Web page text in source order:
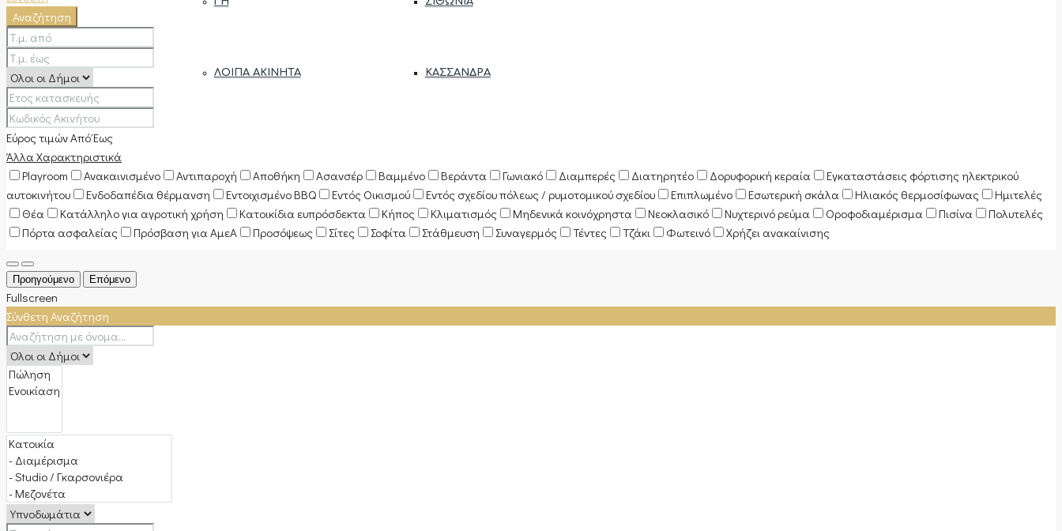
ΛΟΙΠΆ ΑΚΊΝΗΤΑ ΚΑΣΣΆΝΔΡΑ
Αναζήτηση
Εύρος τιμώνΑπόΈως
Άλλα Χαρακτηριστικά
Playroom
Ανακαινισμένο Αντιπαροχή Αποθήκη Ασανσέρ Βαμμένο Βεράντα Γωνιακό Διαμπερές Διατηρητέο Δορυφορική κεραία
Εγκαταστάσεις φόρτισης ηλεκτρικού
αυτοκινήτου
Ενδοδαπέδια θέρμανση Εντοιχισμένο BBQ Εντός Οικισμού Εντός σχεδίου πόλεως / ρυμοτομικού σχεδίου Επιπλωμένο Εσωτερική σκάλα Ηλιακός θερμοσίφωνας
Ημιτελές
Θέα
Κατάλληλο για αγροτική χρήση Κατοικίδια ευπρόσδεκτα Κήπος Κλιματισμός Μηδενικά κοινόχρηστα Νεοκλασικό Νυχτερινό ρεύμα Οροφοδιαμέρισμα Πισίνα
Πολυτελές
Πόρτα ασφαλείας
Πρόσβαση για ΑμεΑ Προσόψεως Σίτες Σοφίτα Στάθμευση Συναγερμός Τέντες Τζάκι Φωτεινό Χρήζει ανακαίνισης
Προηγούμενο Επόμενο
Fullscreen
Σύνθετη Αναζήτηση